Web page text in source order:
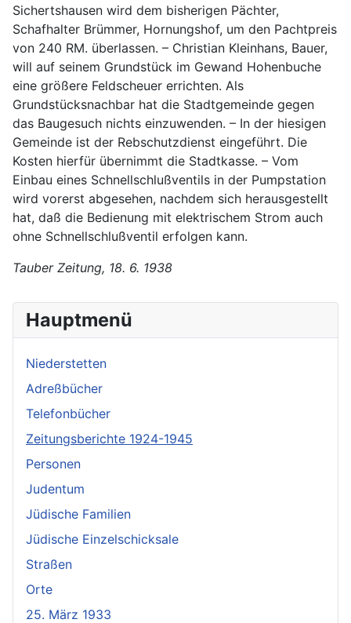
Sichertshausen wird dem bisherigen Pächter,
Schafhalter Brümmer, Hornungshof, um den Pachtpreis
von 240 RM. überlassen. – Christian Kleinhans, Bauer,
will auf seinem Grundstück im Gewand Hohenbuche
eine größere Feldscheuer errichten. Als
Grundstücksnachbar hat die Stadtgemeinde gegen
das Baugesuch nichts einzuwenden. – In der hiesigen
Gemeinde ist der Rebschutzdienst eingeführt. Die
Kosten hierfür übernimmt die Stadtkasse. – Vom
Einbau eines Schnellschlußventils in der Pumpstation
wird vorerst abgesehen, nachdem sich herausgestellt
hat, daß die Bedienung mit elektrischem Strom auch
ohne Schnellschlußventil erfolgen kann.
Tauber Zeitung, 18. 6. 1938
Hauptmenü
Niederstetten
Adreßbücher
Telefonbücher
Zeitungsberichte 1924-1945
Personen
Judentum
Jüdische Familien
Jüdische Einzelschicksale
Straßen
Orte
25. März 1933